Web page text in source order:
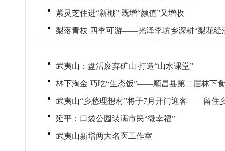
紫灵芝住进“新棚” 既增“颜值”又增收
梨落青枝 四季可游——光泽李坊乡深耕“梨花经
武夷山：盘活废弃矿山 打造“山水课堂”
林下淘金 巧吃“生态饭”——顺昌县第二届林下
武夷山“乡愁理想村”将于7月开门迎客——留住
延平：口袋公园装满市民“微幸福”
武夷山新增两大名医工作室